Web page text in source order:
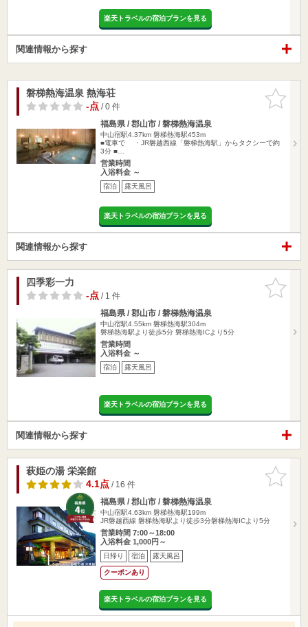
楽天トラベルの宿泊プランを見る
関連情報から探す
お気に入
りに追加
磐梯熱海温泉 熱海荘
-点/ 0 件
福島県 / 郡山市 / 磐梯熱海温泉
中山宿駅4.37km 磐梯熱海駅453m
■電車で ・JR磐越西線「磐梯熱海駅」からタクシーで約
3分 ■…
営業時間
入浴料金 ～
宿泊 露天風呂
楽天トラベルの宿泊プランを見る
関連情報から探す
お気に入
りに追加
四季彩一力
-点/ 1 件
福島県 / 郡山市 / 磐梯熱海温泉
中山宿駅4.55km 磐梯熱海駅304m
磐梯熱海駅より徒歩5分 磐梯熱海ICより5分
営業時間
入浴料金 ～
宿泊 露天風呂
楽天トラベルの宿泊プランを見る
関連情報から探す
お気に入
りに追加
萩姫の湯 栄楽館
4.1点/ 16 件
福島県 / 郡山市 / 磐梯熱海温泉
中山宿駅4.63km 磐梯熱海駅199m
JR磐越西線 磐梯熱海駅より徒歩3分磐梯熱海ICより5分
営業時間 7:00～18:00
入浴料金 1,000円～
日帰り 宿泊 露天風呂
クーポンあり
楽天トラベルの宿泊プランを見る